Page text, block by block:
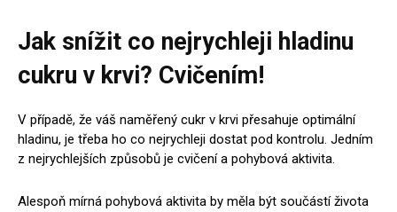
Jak snížit co nejrychleji hladinu
cukru v krvi? Cvičením!
V případě, že váš naměřený cukr v krvi přesahuje optimální
hladinu, je třeba ho co nejrychleji dostat pod kontrolu. Jedním
z nejrychlejších způsobů je cvičení a pohybová aktivita.
Alespoň mírná pohybová aktivita by měla být součástí života